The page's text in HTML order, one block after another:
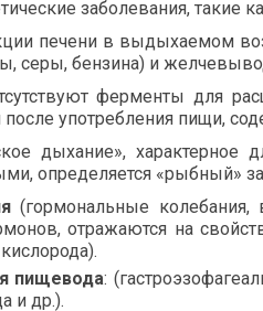
заболевания, такие
печени в выдыхаемом
серы, бензина) и
ферменты для
после употребления пищи,
дыхание», характерное
определяется «рыбный»
(гормональные
отражаются на
пищевода:
и др.).